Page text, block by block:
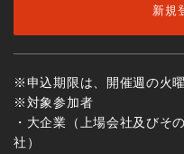
新規
※申込期限は、開催週の火
※対象参加者
・大企業（上場会社及びそ
社）